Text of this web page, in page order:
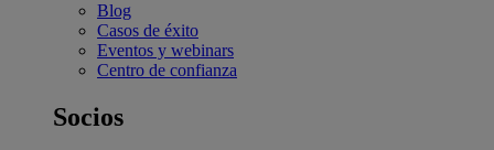
Blog
Casos de éxito
Eventos y webinars
Centro de confianza
Socios